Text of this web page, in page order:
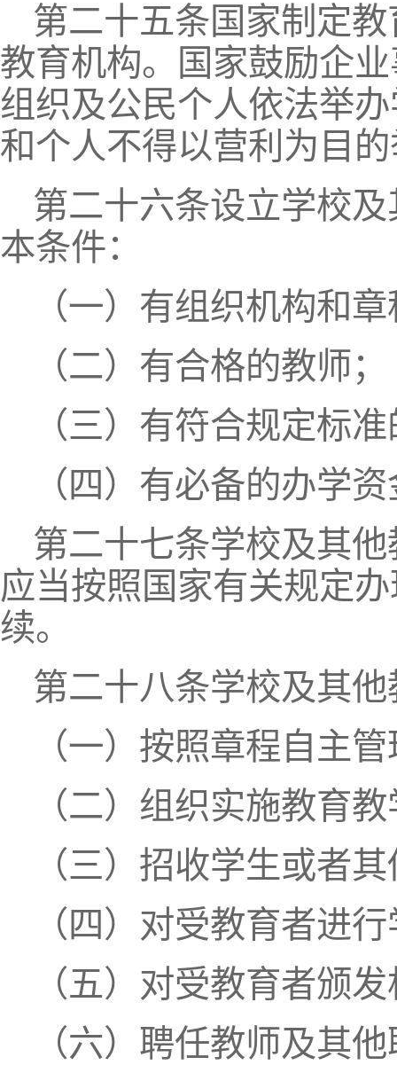
第二十五条国家制定
教育机构。国家鼓励企
组织及公民个人依法举
和个人不得以营利为目
第二十六条设立学校
本条件：
（一）有组织机构和
（二）有合格的教师；
（三）有符合规定标
（四）有必备的办学
第二十七条学校及其
应当按照国家有关规定
续。
第二十八条学校及其
（一）按照章程自主
（二）组织实施教育
（三）招收学生或者
（四）对受教育者进
（五）对受教育者颁
（六）聘任教师及其